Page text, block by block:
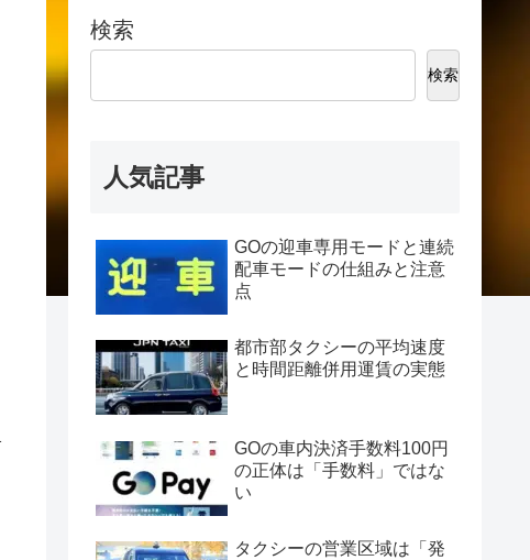
検索
検索
人気記事
GOの迎車専用モードと連続
配車モードの仕組みと注意
点
都市部タクシーの平均速度
と時間距離併用運賃の実態
GOの車内決済手数料100円
の正体は「手数料」ではな
い
タクシーの営業区域は「発